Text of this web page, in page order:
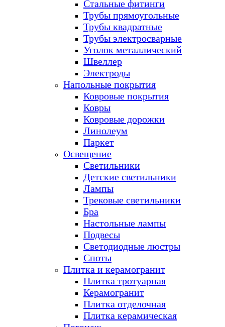
Стальные фитинги
Трубы прямоугольные
Трубы квадратные
Трубы электросварные
Уголок металлический
Швеллер
Электроды
Напольные покрытия
Ковровые покрытия
Ковры
Ковровые дорожки
Линолеум
Паркет
Освещение
Светильники
Детские светильники
Лампы
Трековые светильники
Бра
Настольные лампы
Подвесы
Светодиодные люстры
Споты
Плитка и керамогранит
Плитка тротуарная
Керамогранит
Плитка отделочная
Плитка керамическая